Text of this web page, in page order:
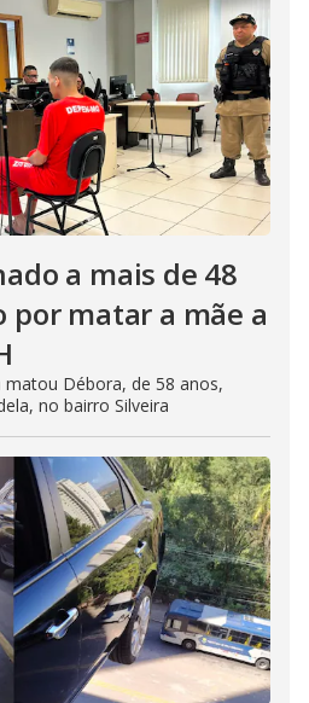
a mais de 48
por matar a mãe a
matou Débora, de 58 anos,
no bairro Silveira